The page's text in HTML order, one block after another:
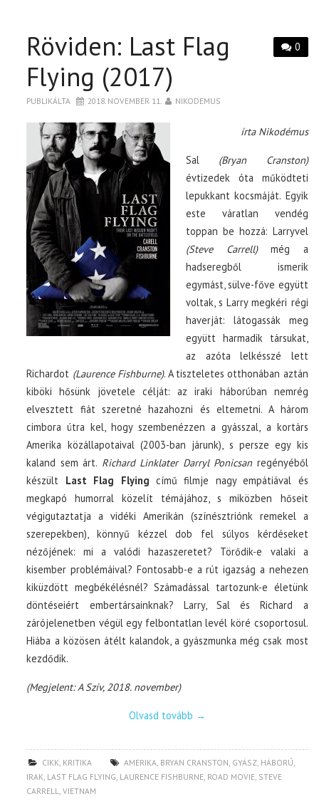
0
Röviden: Last Flag
Flying (2017)
PUBLIKÁLTA 2018. NOVEMBER 11. NIKODEMUS
írta Nikodémus
Sal (Bryan Cranston)
évtizedek óta működteti
lepukkant kocsmáját. Egyik
este váratlan vendég
toppan be hozzá: Larryvel
(Steve Carrell)még a
hadseregből ismerik
egymást, sülve-főve együtt
voltak, s Larry megkéri régi
haverját: látogassák meg
együtt harmadik társukat,
az azóta lelkésszé lett
Richardot (Laurence Fishburne). A tiszteletes otthonában aztán
kiböki hősünk jövetele célját: az iraki háborúban nemrég
elvesztett fiát szeretné hazahozni és eltemetni. A három
cimbora útra kel, hogy szembenézzen a gyásszal, a kortárs
Amerika közállapotaival (2003-ban járunk), s persze egy kis
kaland sem árt. Richard Linklater Darryl Ponicsanregényéből
készült Last Flag Flying című filmje nagy empátiával és
megkapó humorral közelít témájához, s miközben hőseit
végigutaztatja a vidéki Amerikán (színésztriónk remekel a
szerepekben), könnyű kézzel dob fel súlyos kérdéseket
nézőjének: mi a valódi hazaszeretet? Törődik-e valaki a
kisember problémáival? Fontosabb-e a rút igazság a nehezen
kiküzdött megbékélésnél? Számadással tartozunk-e életünk
döntéseiért embertársainknak? Larry, Sal és Richard a
zárójelenetben végül egy felbontatlan levél köré csoportosul.
Hiába a közösen átélt kalandok, a gyászmunka még csak most
kezdődik.
(Megjelent: A Szív, 2018. november)
Olvasd tovább →
CIKK KRITIKA AMERIKA BRYAN CRANSTON GYÁSZ HÁBORÚ
IRAK LAST FLAG FLYING LAURENCE FISHBURNE ROAD MOVIE STEVE
CARRELL ,VIETNAM